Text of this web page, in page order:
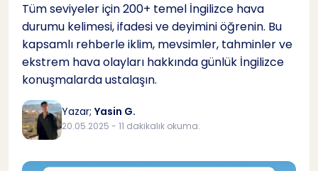
Tüm seviyeler için 200+ temel İngilizce hava
durumu kelimesi, ifadesi ve deyimini öğrenin. Bu
kapsamlı rehberle iklim, mevsimler, tahminler ve
ekstrem hava olayları hakkında günlük İngilizce
konuşmalarda ustalaşın.
Yazar;Yasin G.
20.05.2025 - 11 dakikalık okuma.